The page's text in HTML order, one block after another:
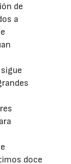
de
a
doce